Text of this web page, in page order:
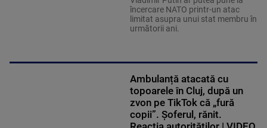
încercare NATO printr-un atac
limitat asupra unui stat membru în
următorii ani.
Ambulanță atacată cu
topoarele în Cluj, după un
zvon pe TikTok că „fură
copii”. Șoferul, rănit.